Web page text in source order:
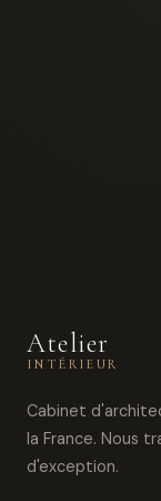
Atelier
INTÉRIEUR
Cabinet
la France. Nous
d'exception.